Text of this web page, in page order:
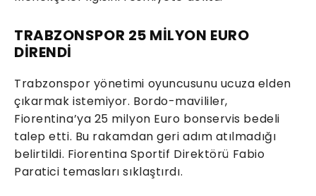
TRABZONSPOR 25 MİLYON EURO
DİRENDİ
Trabzonspor yönetimi oyuncusunu ucuza elden
çıkarmak istemiyor. Bordo-mavililer,
Fiorentina’ya 25 milyon Euro bonservis bedeli
talep etti. Bu rakamdan geri adım atılmadığı
belirtildi. Fiorentina Sportif Direktörü Fabio
Paratici temasları sıklaştırdı.